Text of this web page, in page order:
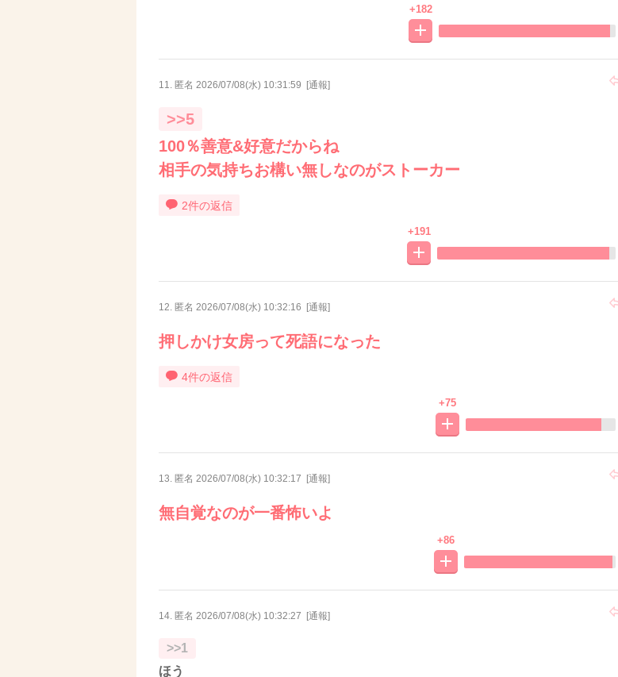
+182
11. 匿名 2026/07/08(水) 10:31:59 [通報]
>>5
100％善意&好意だからね
相手の気持ちお構い無しなのがストーカー
2件の返信
+191
12. 匿名 2026/07/08(水) 10:32:16 [通報]
押しかけ女房って死語になった
4件の返信
+75
13. 匿名 2026/07/08(水) 10:32:17 [通報]
無自覚なのが一番怖いよ
+86
14. 匿名 2026/07/08(水) 10:32:27 [通報]
>>1
ほう